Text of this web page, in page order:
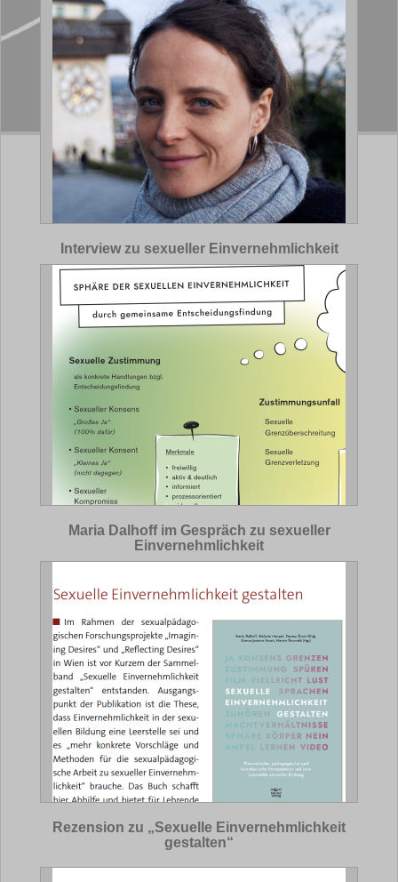
Interview zu sexueller Einvernehmlichkeit
Maria Dalhoff im Gespräch zu sexueller
Einvernehmlichkeit
Rezension zu „Sexuelle Einvernehmlichkeit
gestalten“